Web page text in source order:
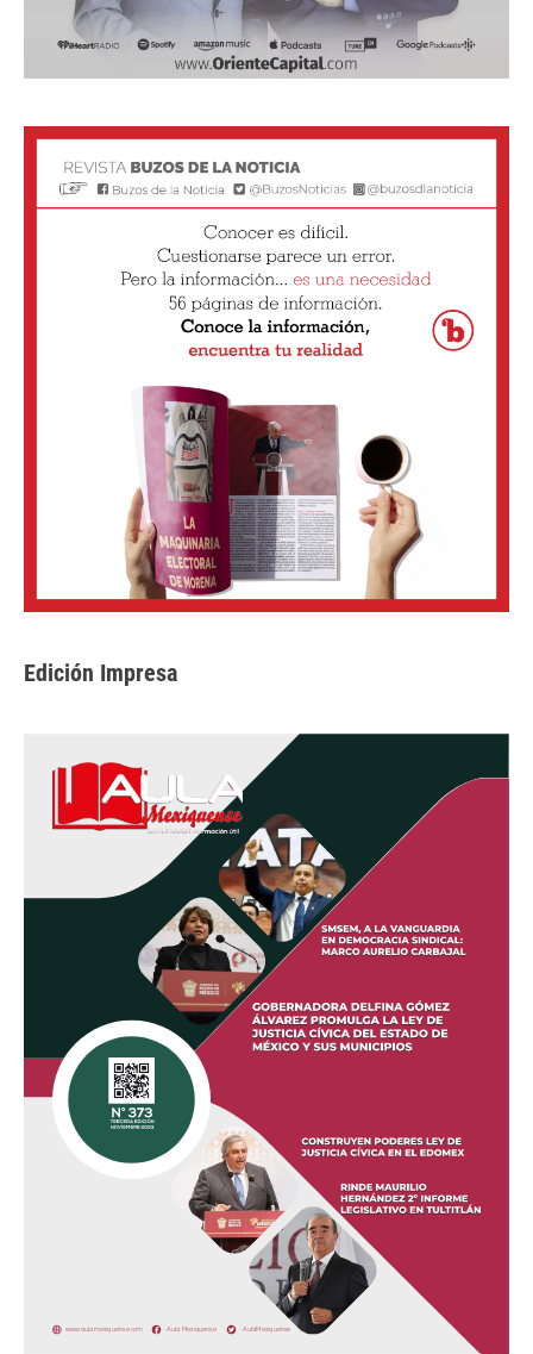
Edición Impresa